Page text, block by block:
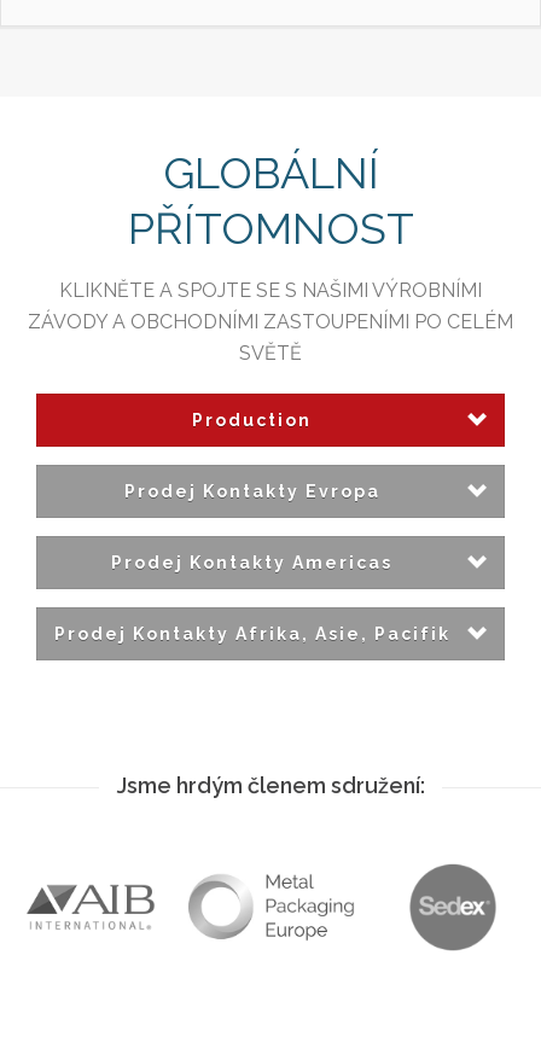
GLOBÁLNÍ
PŘÍTOMNOST
KLIKNĚTE A SPOJTE SE S NAŠIMI VÝROBNÍMI
ZÁVODY A OBCHODNÍMI ZASTOUPENÍMI PO CELÉM
SVĚTĚ
Production
Prodej Kontakty Evropa
Prodej Kontakty Americas
Prodej Kontakty Afrika, Asie, Pacifik
Jsme hrdým členem sdružení: